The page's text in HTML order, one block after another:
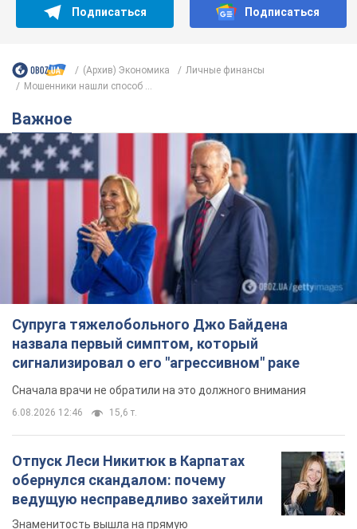
Подписаться Подписаться
(Архив) Экономика
Личные финансы
Мошенники нашли способ ...
Важное
Супруга тяжелобольного Джо Байдена
назвала первый симптом, который
сигнализировал о его "агрессивном" раке
Сначала врачи не обратили на это должного внимания
6.08.2026 12:46 15,6 т.
Отпуск Леси Никитюк в Карпатах
обернулся скандалом: почему
ведущую несправедливо захейтили
Знаменитость вышла на прямую